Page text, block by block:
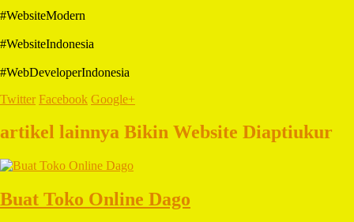
#WebsiteModern
#WebsiteIndonesia
#WebDeveloperIndonesia
Twitter Facebook Google+
artikel lainnya Bikin Website Diaptiukur
Buat Toko Online Dago